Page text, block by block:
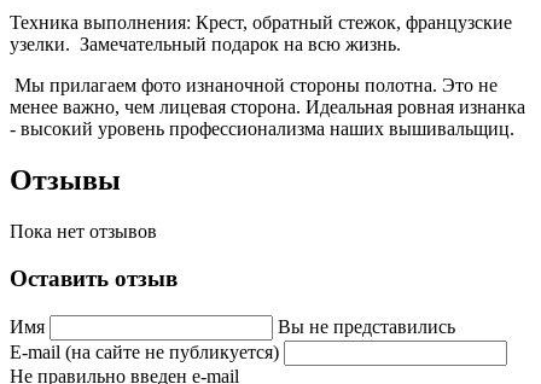
Техника выполнения: Крест, обратный стежок, французские
узелки. Замечательный подарок на всю жизнь.
Мы прилагаем фото изнаночной стороны полотна. Это не
менее важно, чем лицевая сторона. Идеальная ровная изнанка
- высокий уровень профессионализма наших вышивальщиц.
Отзывы
Пока нет отзывов
Оставить отзыв
Имя
Вы не представились
E-mail (на сайте не публикуется)
Не правильно введен e-mail